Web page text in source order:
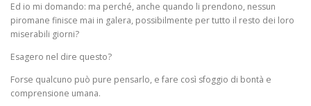
Ed io mi domando: ma perché, anche quando li prendono, nessun
piromane finisce mai in galera, possibilmente per tutto il resto dei loro
miserabili giorni?
Esagero nel dire questo?
Forse qualcuno può pure pensarlo, e fare così sfoggio di bontà e
comprensione umana.